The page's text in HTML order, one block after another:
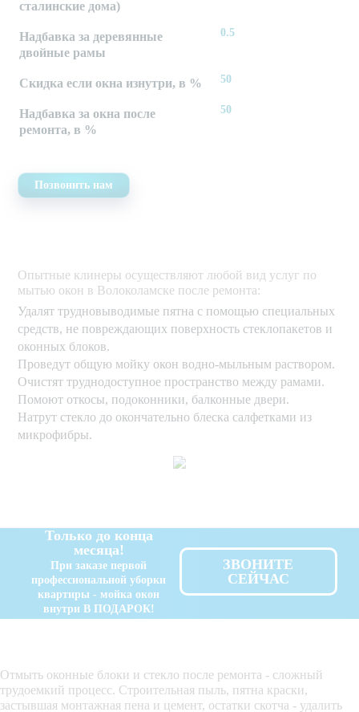
сталинские дома)
Надбавка за деревянные
двойные рамы
0.5
Скидка если окна изнутри, в % 50
Надбавка за окна после
ремонта, в %
50
Позвонить нам
Опытные клинеры осуществляют любой вид услуг по
мытью окон в Волоколамске после ремонта:
Удалят трудновыводимые пятна с помощью специальных
средств, не повреждающих поверхность стеклопакетов и
оконных блоков.
Проведут общую мойку окон водно-мыльным раствором.
Очистят труднодоступное пространство между рамами.
Помоют откосы, подоконники, балконные двери.
Натрут стекло до окончательно блеска салфетками из
микрофибры.
Только до конца
месяца!
При заказе первой
профессиональной уборки
квартиры - мойка окон
внутри В ПОДАРОК!
ЗВОНИТЕ
СЕЙЧАС
Отмыть оконные блоки и стекло после ремонта - сложный
трудоемкий процесс. Строительная пыль, пятна краски,
застывшая монтажная пена и цемент, остатки скотча - удалить